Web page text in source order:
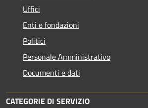
Uffici
Enti e fondazioni
Politici
Personale Amministrativo
Documenti e dati
CATEGORIE DI SERVIZIO